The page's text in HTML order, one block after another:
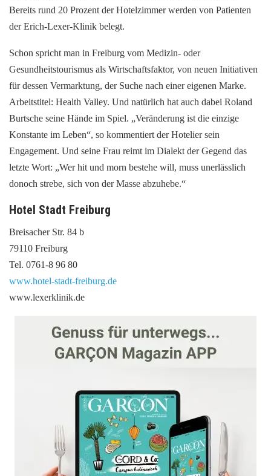
Bereits rund 20 Prozent der Hotelzimmer werden von Patienten
der Erich-Lexer-Klinik belegt.
Schon spricht man in Freiburg vom Medizin- oder
Gesundheitstourismus als Wirtschaftsfaktor, von neuen Initiativen
für dessen Vermarktung, der Suche nach einer eigenen Marke.
Arbeitstitel: Health Valley. Und natürlich hat auch dabei Roland
Burtsche seine Hände im Spiel. „Veränderung ist die einzige
Konstante im Leben“, so kommentiert der Hotelier sein
Engagement. Und seine Frau reimt im Dialekt der Gegend das
letzte Wort: „Wer hit und morn bestehe will, muss unerlässlich
donoch strebe, sich von der Masse abzuhebe.“
Hotel Stadt Freiburg
Breisacher Str. 84 b
79110 Freiburg
Tel. 0761-8 96 80
www.hotel-stadt-freiburg.de
www.lexerklinik.de